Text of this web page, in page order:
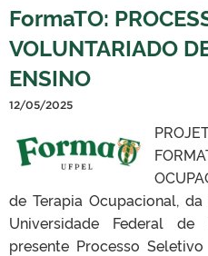
FormaTO:
VOLUNTARIADO
ENSINO
12/05/2025
de Terapia Ocupacional,
Universidade Federal
presente Processo